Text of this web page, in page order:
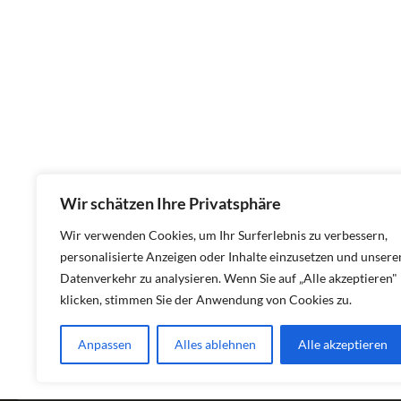
Wir schätzen Ihre Privatsphäre
Wir verwenden Cookies, um Ihr Surferlebnis zu verbessern,
personalisierte Anzeigen oder Inhalte einzusetzen und
Datenverkehr zu analysieren. Wenn Sie auf „Alle akzeptieren"
klicken, stimmen Sie der Anwendung von Cookies zu.
Anpassen Alles ablehnen Alle akzeptieren